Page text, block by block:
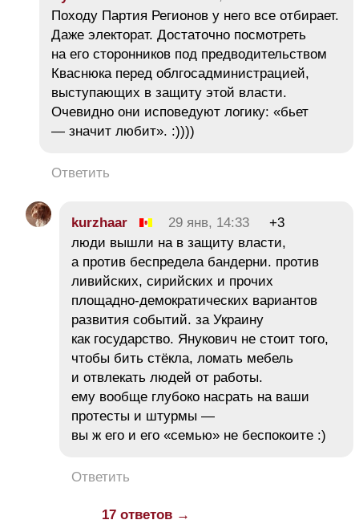
Походу Партия Регионов у него все отбирает.
Даже электорат. Достаточно посмотреть
на его сторонников под предводительством
Кваснюка перед облгосадминистрацией,
выступающих в защиту этой власти.
Очевидно они исповедуют логику: «бьет
— значит любит». :))))
Ответить
kurzhaar 29 янв, 14:33
+3
люди вышли на в защиту власти,
а против беспредела бандерни. против
ливийских, сирийских и прочих
площадно-демократических вариантов
развития событий. за Украину
как государство. Янукович не стоит того,
чтобы бить стёкла, ломать мебель
и отвлекать людей от работы.
ему вообще глубоко насрать на ваши
протесты и штурмы —
вы ж его и его «семью» не беспокоите :)
Ответить
17 ответов →